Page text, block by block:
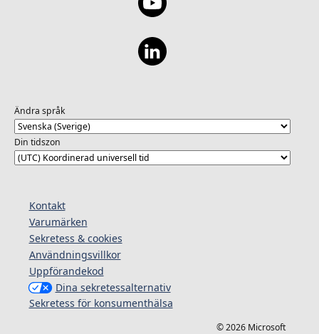
Ändra språk
Din tidszon
Kontakt
Varumärken
Sekretess & cookies
Användningsvillkor
Uppförandekod
Dina sekretessalternativ
Sekretess för konsumenthälsa
© 2026 Microsoft